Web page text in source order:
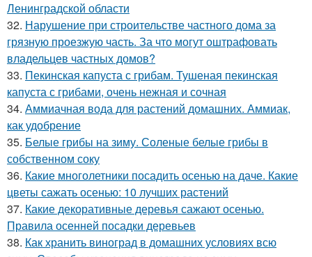
Ленинградской области
32. Нарушение при строительстве частного дома за
грязную проезжую часть. За что могут оштрафовать
владельцев частных домов?
33. Пекинская капуста с грибам. Тушеная пекинская
капуста с грибами, очень нежная и сочная
34. Аммиачная вода для растений домашних. Аммиак,
как удобрение
35. Белые грибы на зиму. Соленые белые грибы в
собственном соку
36. Какие многолетники посадить осенью на даче. Какие
цветы сажать осенью: 10 лучших растений
37. Какие декоративные деревья сажают осенью.
Правила осенней посадки деревьев
38. Как хранить виноград в домашних условиях всю